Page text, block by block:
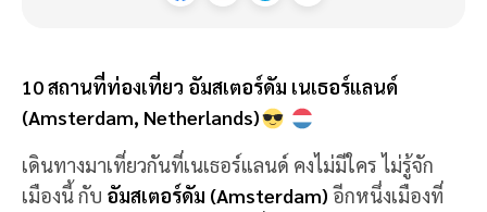
10 สถานที่ท่องเที่ยว อัมสเตอร์ดัม เนเธอร์แลนด์
(Amsterdam, Netherlands)
เดินทางมาเที่ยวกันที่เนเธอร์แลนด์ คงไม่มีใคร ไม่รู้จัก
เมืองนี้ กับ อัมสเตอร์ดัม (Amsterdam) อีกหนึ่งเมืองที่